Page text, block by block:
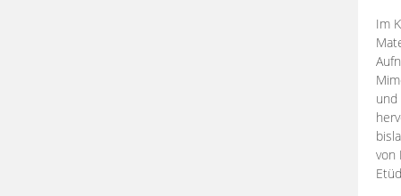
Im
und
von